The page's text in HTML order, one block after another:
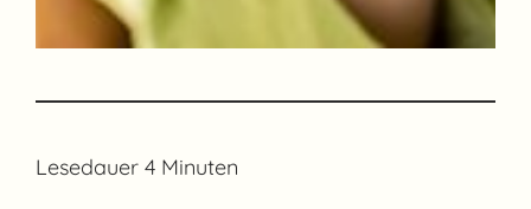
Lesedauer 4 Minuten